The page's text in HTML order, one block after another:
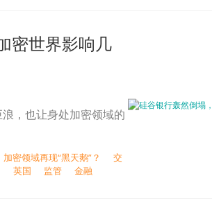
密世界影响几
，也让身处加密领域的
密领域再现“黑天鹅”？
交
英国 监管 金融